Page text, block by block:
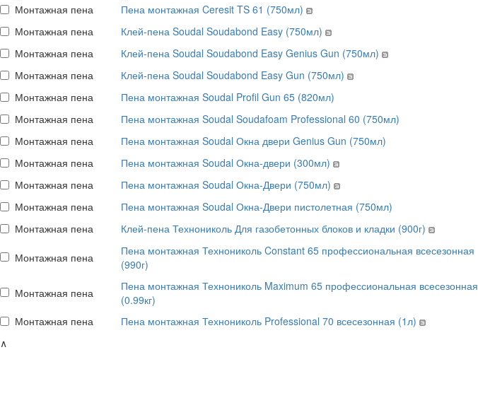
Монтажная пена Пена монтажная Ceresit TS 61 (750мл)
Монтажная пена
Клей-пена Soudal Soudabond Easy (750мл)
Монтажная пена
Клей-пена Soudal Soudabond Easy Genius Gun (750мл)
Монтажная пена
Клей-пена Soudal Soudabond Easy Gun (750мл)
Монтажная пена
Пена монтажная Soudal Profil Gun 65 (820мл)
Монтажная пена
Пена монтажная Soudal Soudafoam Professional 60 (750мл)
Монтажная пена
Пена монтажная Soudal Окна двери Genius Gun (750мл)
Монтажная пена
Пена монтажная Soudal Окна-двери (300мл)
Монтажная пена
Пена монтажная Soudal Окна-Двери (750мл)
Монтажная пена
Пена монтажная Soudal Окна-Двери пистолетная (750мл)
Монтажная пена
Клей-пена Технониколь Для газобетонных блоков и кладки (900г)
Монтажная пена
Пена монтажная Технониколь Constant 65 профессиональная всесезонная
(990г)
Монтажная пена
Пена монтажная Технониколь Maximum 65 профессиональная всесезонная
(0.99кг)
Монтажная пена
Пена монтажная Технониколь Professional 70 всесезонная (1л)
∧